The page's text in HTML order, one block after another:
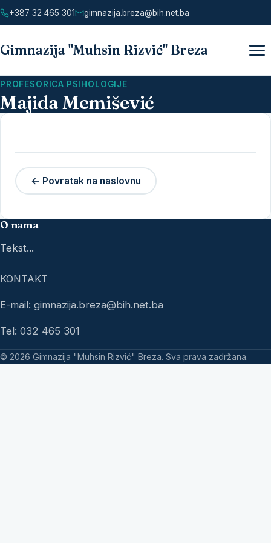
+387 32 465 301 gimnazija.breza@bih.net.ba
Gimnazija "Muhsin Rizvić" Breza Meni
PROFESORICA PSIHOLOGIJE
Majida Memišević
← Povratak na naslovnu
O nama
Tekst...
KONTAKT
E-mail: gimnazija.breza@bih.net.ba
Tel: 032 465 301
© 2026 Gimnazija "Muhsin Rizvić" Breza. Sva prava zadržana.